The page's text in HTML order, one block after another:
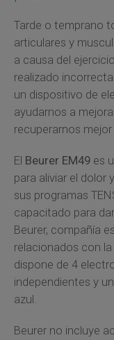
Tarde o temprano
articulares y
a causa del
realizado
un dispositivo de
ayudarnos a
recuperarnos
El Beurer EM49 es
para aliviar el dolor
sus programas
capacitado para
Beurer, compañía
relacionados con
dispone de 4
independientes y
azul.
Beurer no incluye